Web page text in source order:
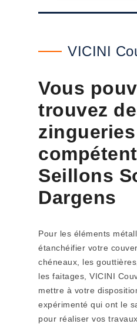
VICINI
Vous
trouvez
zingueries
Seillons
Dargens
Pour les éléments
étanchéifier votre
chéneaux, les
les faitages, VICINI
mettre à votre
expérimenté qui ont le
pour réaliser vos